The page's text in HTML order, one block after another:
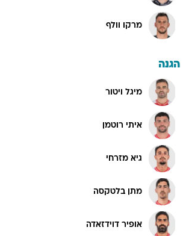
מרקו וולף
הגנה
מיגל ויטור
איתי רוטמן
גיא מזרחי
מתן בלטקסה
אופיר דוידזאדה